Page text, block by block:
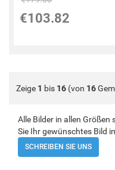
€103.82
Zeige 1 bis 16 (von 16
Alle Bilder in allen
Sie Ihr gewünschtes Bild
SCHREIBEN SIE UNS